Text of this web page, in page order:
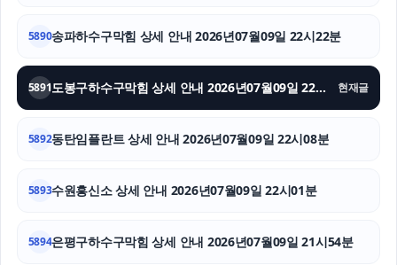
5890송파하수구막힘 상세 안내 2026년07월09일 22시22분
5891 도봉구하수구막힘 상세 안내 2026년07월09일 22시15분 현재글
5892동탄임플란트 상세 안내 2026년07월09일 22시08분
5893수원흥신소 상세 안내 2026년07월09일 22시01분
5894은평구하수구막힘 상세 안내 2026년07월09일 21시54분